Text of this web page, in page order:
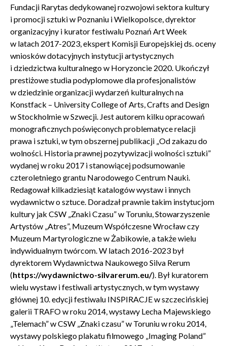
popup
Dołącz do newslettera
Fundacji Rarytas dedykowanej rozwojowi sektora kultury
i promocji sztuki w Poznaniu i Wielkopolsce, dyrektor
organizacyjny i kurator festiwalu Poznań Art Week
w latach 2017-2023, ekspert Komisji Europejskiej ds. oceny
wniosków dotacyjnych instytucji artystycznych
i dziedzictwa kulturalnego w Horyzoncie 2020. Ukończył
prestiżowe studia podyplomowe dla profesjonalistów
w dziedzinie organizacji wydarzeń kulturalnych na
Konstfack – University College of Arts, Crafts and Design
w Stockholmie w Szwecji. Jest autorem kilku opracowań
monograficznych poświęconych problematyce relacji
prawa i sztuki, w tym obszernej publikacji „Od zakazu do
wolności. Historia prawnej pozytywizacji wolności sztuki”
wydanej w roku 2017 i stanowiącej podsumowanie
czteroletniego grantu Narodowego Centrum Nauki.
Redagował kilkadziesiąt katalogów wystaw i innych
wydawnictw o sztuce. Doradzał prawnie takim instytucjom
kultury jak CSW „Znaki Czasu” w Toruniu, Stowarzyszenie
Artystów „Atres”, Muzeum Współczesne Wrocław czy
Muzeum Martyrologiczne w Żabikowie, a także wielu
indywidualnym twórcom. W latach 2016-2023 był
dyrektorem Wydawnictwa Naukowego Silva Rerum
(https://wydawnictwo-silvarerum.eu/). Był kuratorem
wielu wystaw i festiwali artystycznych, w tym wystawy
głównej 10. edycji festiwalu INSPIRACJE w szczecińskiej
galerii TRAFO w roku 2014, wystawy Lecha Majewskiego
„Telemach” w CSW „Znaki czasu” w Toruniu w roku 2014,
wystawy polskiego plakatu filmowego „Imaging Poland”